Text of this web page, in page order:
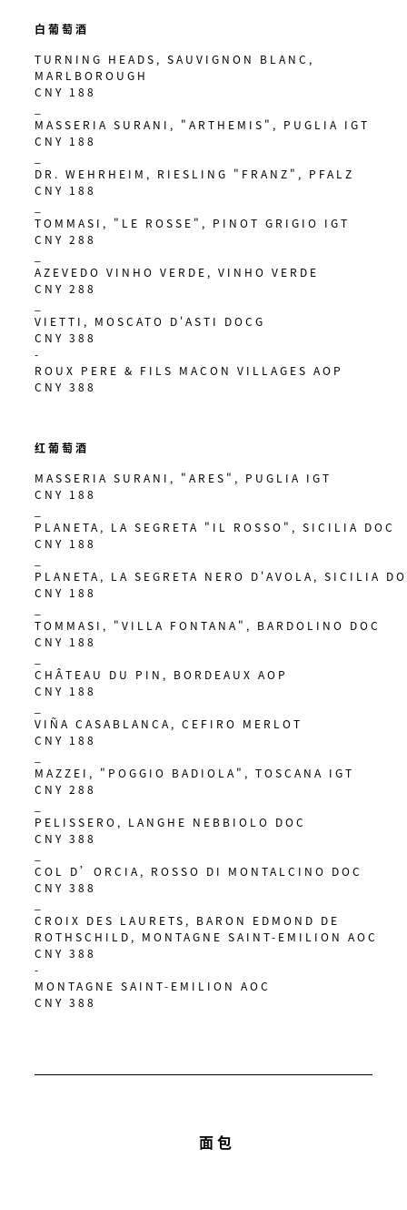
白葡萄酒
TURNING HEADS, SAUVIGNON BLANC,
MARLBOROUGH
CNY 188
MASSERIA SURANI, "ARTHEMIS", PUGLIA IGT
CNY 188
DR. WEHRHEIM, RIESLING "FRANZ", PFALZ
CNY 188
TOMMASI, "LE ROSSE", PINOT GRIGIO IGT
CNY 288
AZEVEDO VINHO VERDE, VINHO VERDE
CNY 288
VIETTI, MOSCATO D'ASTI DOCG
CNY 388
-
ROUX PERE & FILS MACON VILLAGES AOP
CNY 388
红葡萄酒
MASSERIA SURANI, "ARES", PUGLIA IGT
CNY 188
PLANETA, LA SEGRETA "IL ROSSO", SICILIA DOC
CNY 188
PLANETA, LA SEGRETA NERO D'AVOLA, SICILIA
CNY 188
TOMMASI, "VILLA FONTANA", BARDOLINO DOC
CNY 188
CHÂTEAU DU PIN, BORDEAUX AOP
CNY 188
VIÑA CASABLANCA, CEFIRO MERLOT
CNY 188
MAZZEI, "POGGIO BADIOLA", TOSCANA IGT
CNY 288
PELISSERO, LANGHE NEBBIOLO DOC
CNY 388
COL D’ORCIA, ROSSO DI MONTALCINO DOC
CNY 388
CROIX DES LAURETS, BARON EDMOND DE
ROTHSCHILD, MONTAGNE SAINT-EMILION AOC
CNY 388
-
MONTAGNE SAINT-EMILION AOC
CNY 388
面包